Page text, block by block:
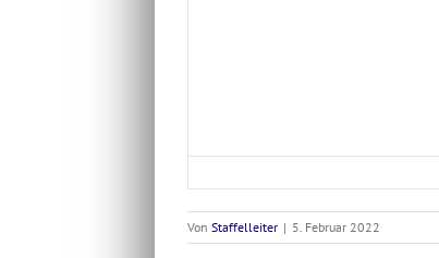
Von Staffelleiter | 5. Februar 2022